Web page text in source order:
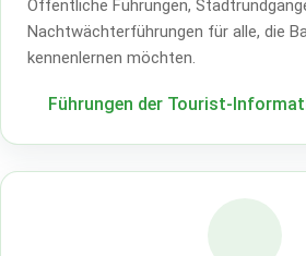
Öffentliche Führungen,
Nachtwächterführungen für alle, die
kennenlernen möchten.
Führungen der Tourist-